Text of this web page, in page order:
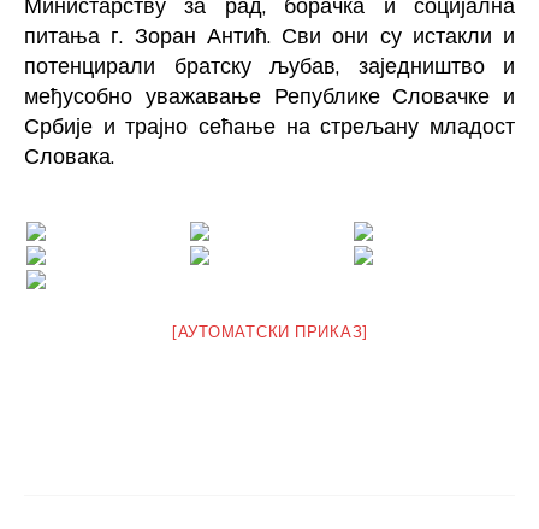
питања г. Зоран Антић. Сви они су истакли и
потенцирали братску љубав, заједништво и
међусобно уважавање Републике Словачке и
Србије и трајно сећање на стрељану младост
Словака.
[АУТОМАТСКИ ПРИКАЗ]